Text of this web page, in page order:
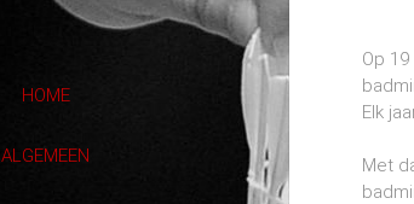
HOME
ALGEMEEN
Op
Elk
Met